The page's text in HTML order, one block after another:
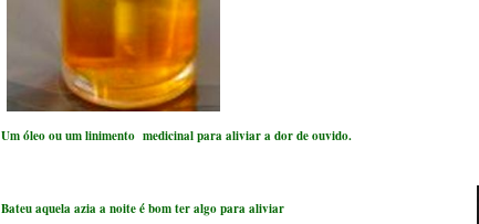
Um óleo ou um linimento medicinal para aliviar a dor de ouvido.
Bateu aquela azia a noite é bom ter algo para aliviar